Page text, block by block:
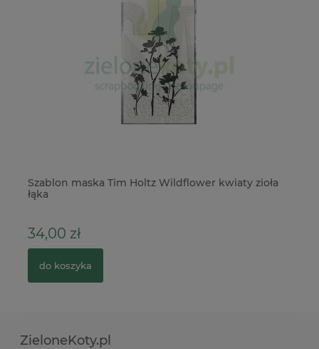
Szablon maska Tim Holtz Wildflower kwiaty zioła
łąka
34,00 zł
do koszyka
ZieloneKoty.pl